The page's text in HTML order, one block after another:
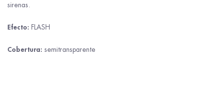
sirenas.
Efecto: FLASH
Cobertura: semitransparente